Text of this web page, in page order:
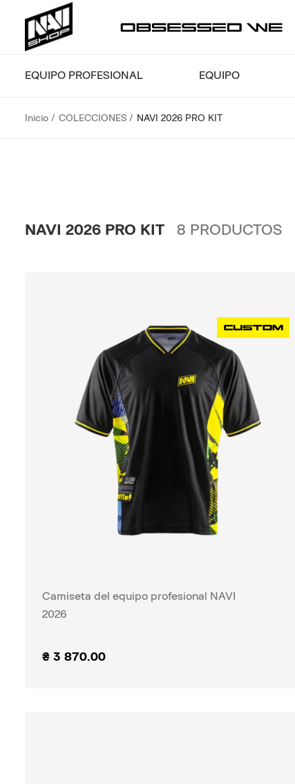
EQUIPO PROFESIONAL EQUIPO
Inicio COLECCIONES NAVI 2026 PRO KIT
NAVI 2026 PRO KIT 8 PRODUCTOS
Camiseta del equipo profesional NAVI
2026
₴ 3 870.00